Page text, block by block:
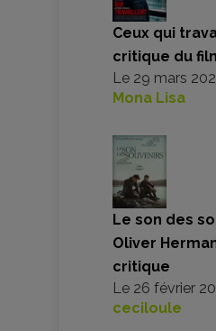
Ceux qui
critique du
Le 29 mars
Mona Lisa
Le son des
Oliver
critique
Le 26 février
ceciloule